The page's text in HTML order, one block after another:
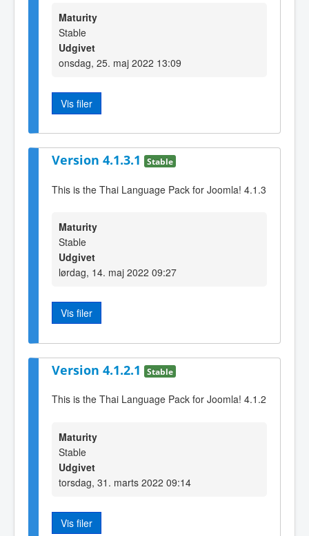
Maturity
Stable
Udgivet
onsdag, 25. maj 2022 13:09
Vis filer
Version 4.1.3.1 Stable
This is the Thai Language Pack for Joomla! 4.1.3
Maturity
Stable
Udgivet
lørdag, 14. maj 2022 09:27
Vis filer
Version 4.1.2.1 Stable
This is the Thai Language Pack for Joomla! 4.1.2
Maturity
Stable
Udgivet
torsdag, 31. marts 2022 09:14
Vis filer